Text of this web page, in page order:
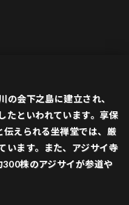
会下之島に建立され、
たといわれています。享保
えられる坐禅堂では、厳
います。また、アジサイ寺
株のアジサイが参道や